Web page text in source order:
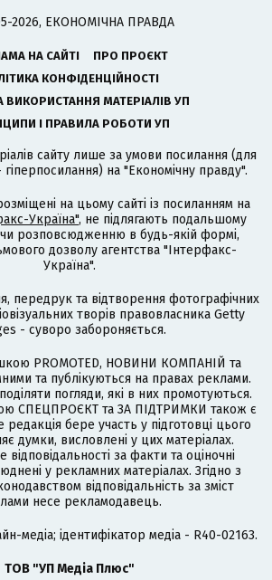
2026, ЕКОНОМІЧНА ПРАВДА
НА САЙТІ
ПРО ПРОЄКТ
КОНФІДЕНЦІЙНОСТІ
ВИКОРИСТАННЯ МАТЕРІАЛІВ УП
І ПРАВИЛА РОБОТИ УП
сайту лише за умови посилання (для
на "Економічну правду".
на цьому сайті із посиланням на
Україна", не підлягають подальшому
розповсюдженню в будь-якій формі,
дозволу агентства "Інтерфакс-
Україна".
передрук та відтворення фотографічних
творів правовласника Getty
- суворо забороняється.
PROMOTED, НОВИНИ КОМПАНІЙ та
та публікуються на правах реклами.
погляди, які в них промотуються.
СПЕЦПРОЄКТ та ЗА ПІДТРИМКИ також є
бере участь у підготовці цього
думки, висловлені у цих матеріалах.
відповідальності за факти та оціночні
у рекламних матеріалах. Згідно з
відповідальність за зміст
несе рекламодавець.
медіа; ідентифікатор медіа - R40-02163.
ТОВ "УП Медіа Плюс"